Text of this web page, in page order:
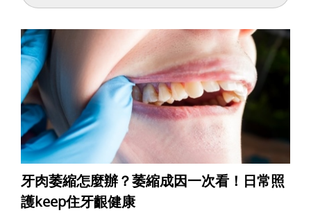
牙肉萎縮怎麼辦？萎縮成因一次看！日常照
護keep住牙齦健康